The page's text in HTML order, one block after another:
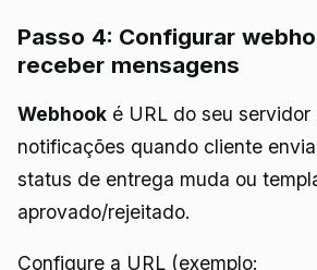
Passo 4: Configurar
receber mensagens
Webhook é URL do seu
notificações quando cliente
status de entrega muda ou
aprovado/rejeitado.
Configure a URL (exemplo: